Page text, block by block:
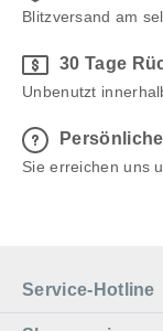
Blitzversand am
30 Tage
Unbenutzt
Sie erreichen uns
Service-Hotline